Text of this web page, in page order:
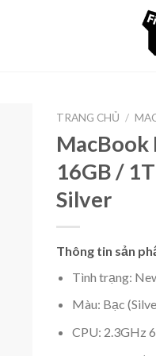
TRANG CHỦ /
MacBook
16GB /
Silver
Thông tin sản
Tình trạng:
Màu: Bạc
CPU: 2.3GHz